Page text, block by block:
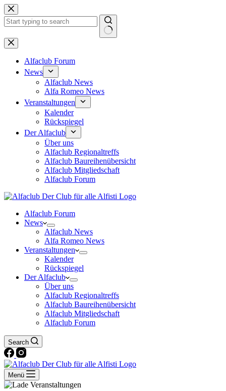
Zum
Inhalt
springen
Keine
Ergebnisse
Alfaclub Forum
News
Alfaclub News
Alfa Romeo News
Veranstaltungen
Kalender
Rückspiegel
Der Alfaclub
Über uns
Alfaclub Regionaltreffs
Alfaclub Baureihenübersicht
Alfaclub Mitgliedschaft
Alfaclub Forum
Alfaclub Forum
News
Alfaclub News
Alfa Romeo News
Veranstaltungen
Kalender
Rückspiegel
Der Alfaclub
Über uns
Alfaclub Regionaltreffs
Alfaclub Baureihenübersicht
Alfaclub Mitgliedschaft
Alfaclub Forum
Search
Menü